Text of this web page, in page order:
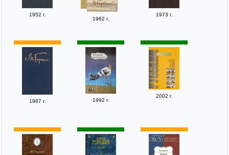
1952 г.
1962 г.
1973 г.
1987 г. 1992 г.
2002 г.